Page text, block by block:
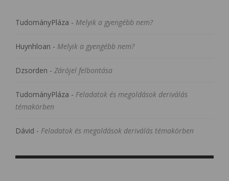
TudományPláza - Melyik a gyengébb nem?
Huynhloan - Melyik a gyengébb nem?
Dzsorden - Zárójel felbontása
TudományPláza - Feladatok és megoldások deriválás
témakörben
Dávid - Feladatok és megoldások deriválás témakörben